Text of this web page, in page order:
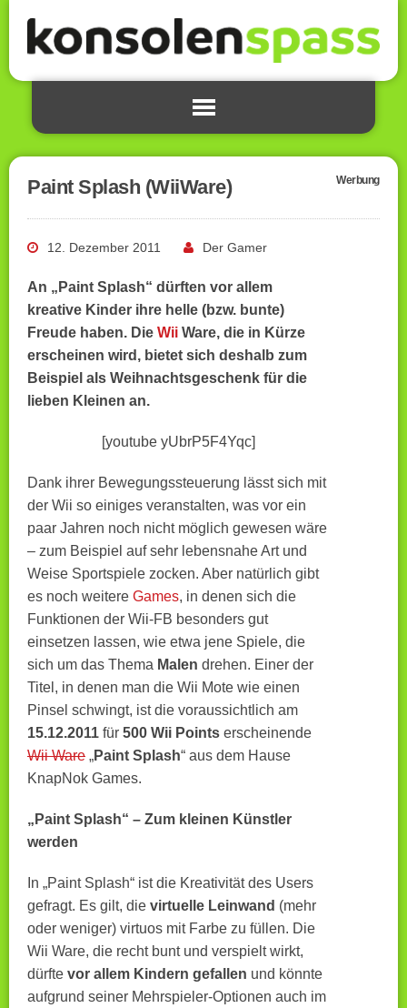
Paint Splash (WiiWare) Werbung
12. Dezember 2011 Der Gamer
An „Paint Splash“ dürften vor allem
kreative Kinder ihre helle (bzw. bunte)
Freude haben. Die Wii Ware, die in Kürze
erscheinen wird, bietet sich deshalb zum
Beispiel als Weihnachtsgeschenk für die
lieben Kleinen an.
[youtube yUbrP5F4Yqc]
Dank ihrer Bewegungssteuerung lässt sich mit
der Wii so einiges veranstalten, was vor ein
paar Jahren noch nicht möglich gewesen wäre
– zum Beispiel auf sehr lebensnahe Art und
Weise Sportspiele zocken. Aber natürlich gibt
es noch weitere Games, in denen sich die
Funktionen der Wii-FB besonders gut
einsetzen lassen, wie etwa jene Spiele, die
sich um das Thema Malen drehen. Einer der
Titel, in denen man die Wii Mote wie einen
Pinsel schwingt, ist die voraussichtlich am
15.12.2011 für 500 Wii Points erscheinende
Wii Ware „Paint Splash“ aus dem Hause
KnapNok Games.
„Paint Splash“ – Zum kleinen Künstler
werden
In „Paint Splash“ ist die Kreativität des Users
gefragt. Es gilt, die virtuelle Leinwand (mehr
oder weniger) virtuos mit Farbe zu füllen. Die
Wii Ware, die recht bunt und verspielt wirkt,
dürfte vor allem Kindern gefallen und könnte
aufgrund seiner Mehrspieler-Optionen auch im